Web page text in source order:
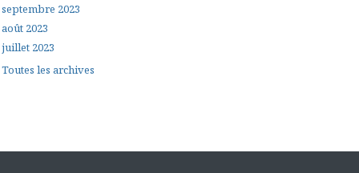
septembre 2023
août 2023
juillet 2023
Toutes les archives